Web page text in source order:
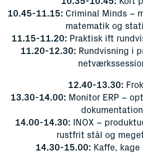
10.45-11.15: Criminal Minds –
matematik og
11.15-11.20: Praktisk ift
11.20-12.30: Rundvisning i
12.40-13.30:
13.30-14.00: Monitor ERP –
dokumentation
14.00-14.30: INOX –
rustfrit stål og
14.30-15.00: Kaffe,